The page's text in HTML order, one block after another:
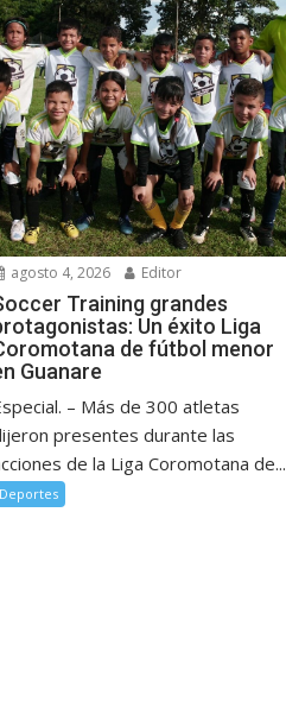
agosto 4, 2026 Editor
Training grandes
Un éxito Liga
de fútbol menor
Guanare
– Más de 300 atletas
presentes durante las
de la Liga Coromotana de...
Deportes